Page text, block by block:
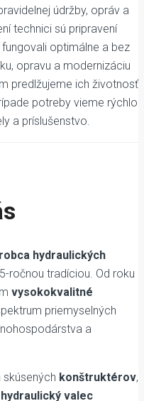
údržby, opráv a
technici sú pripravení
optimálne a bez
opravu a modernizáciu
predlžujeme ich životnosť
potreby vieme rýchlo
a príslušenstvo.
hydraulických
ročnou tradíciou. Od roku
vysokokvalitné
priemyselných
a
konštruktérov,
hydraulický valec